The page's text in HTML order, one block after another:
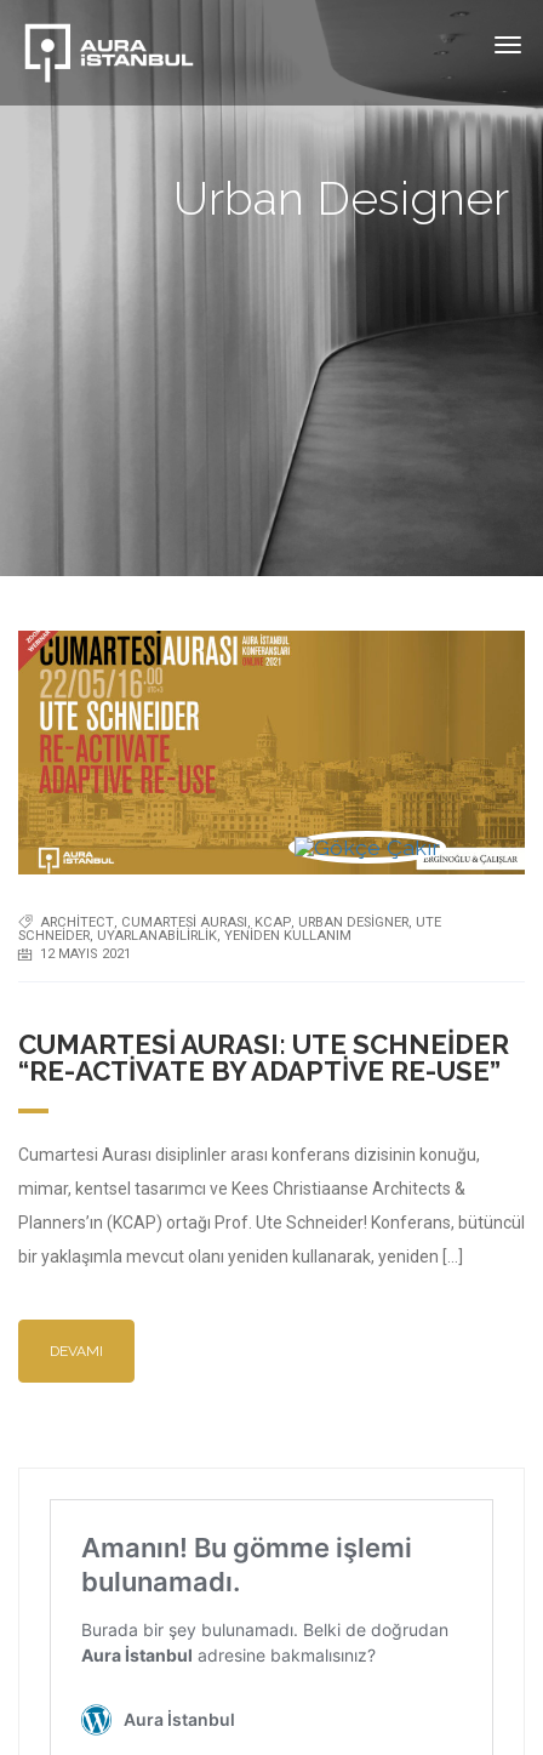
ARCHITECT, CUMARTESI AURASI, KCAP, URBAN DESIGNER, UTE
SCHNEIDER, UYARLANABILIRLIK, YENIDEN KULLANIM
12 MAYIS 2021
CUMARTESI AURASI: UTE SCHNEIDER
“RE-ACTIVATE BY ADAPTIVE RE-USE”
Cumartesi Aurası disiplinler arası konferans dizisinin konuğu,
mimar, kentsel tasarımcı ve Kees Christiaanse Architects &
Planners’ın (KCAP) ortağı Prof. Ute Schneider! Konferans, bütüncül
bir yaklaşımla mevcut olanı yeniden kullanarak, yeniden […]
DEVAMI